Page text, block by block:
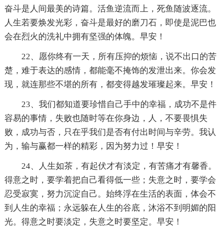
奋斗是人间最美的诗篇。活鱼逆流而上，死鱼随波逐流。
人生若要焕发光彩，奋斗是最好的磨刀石，即使是泥巴也
会在烈火的洗礼中拥有坚强的体魄。早安！
22、愿你终有一天，所有压抑的烦恼，说不出口的苦
楚，难于表达的感情，都能毫不掩饰的发泄出来。你会发
现，就连那些不堪的所有，都变得越发璀璨起来。早安！
23、我们都知道要珍惜自己手中的幸福，成功不是件
容易的事情，失败也随时等在你身边，人，不要畏惧失
败，成功与否，只在乎我们是否有付出时间与辛劳。我认
为，输与赢都一样的精彩，因为努力过！早安！
24、人生如茶，有起伏才有淡定，有苦痛才有馨香。
得意之时，要学着把自己看得低一些；失意之时，要学会
忍受寂寞，努力沉淀自己。始终浮在生活的表面，体会不
到人生的幸福；永远躲在人生的谷底，沐浴不到明媚的阳
光。得意之时要淡定，失意之时要坚定。早安！